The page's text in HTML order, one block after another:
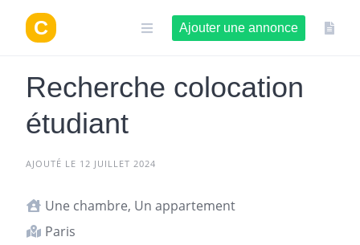
contenu
Ajouter une annonce
Recherche colocation
étudiant
AJOUTÉ LE 12 JUILLET 2024
Une chambre, Un appartement
Paris